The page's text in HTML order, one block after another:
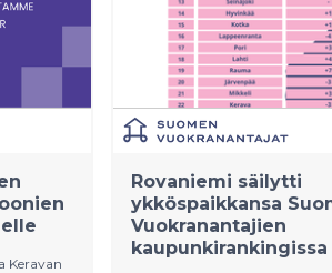
Keravan
Rovaniemi säilytti
ykköspaikkansa
Vuokranantajien
kaupunkirankingissa